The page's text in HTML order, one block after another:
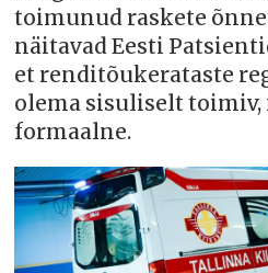
toimunud raskete
näitavad Eesti
et renditõukerataste
olema sisuliselt
formaalne.